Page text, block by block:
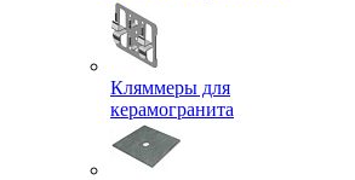
Кляммеры для
керамогранита